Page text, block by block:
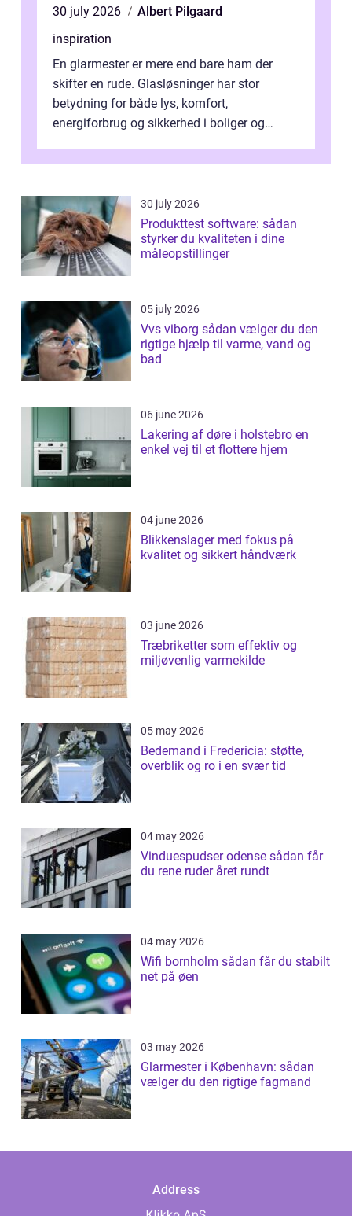
30 july 2026
Albert Pilgaard
inspiration
En glarmester er mere end bare ham der
skifter en rude. Glasløsninger har stor
betydning for både lys, komfort,
energiforbrug og sikkerhed i boliger og
30 july 2026
Produkttest software: sådan
styrker du kvaliteten i dine
måleopstillinger
05 july 2026
Vvs viborg sådan vælger du den
rigtige hjælp til varme, vand og
bad
06 june 2026
Lakering af døre i holstebro en
enkel vej til et flottere hjem
04 june 2026
Blikkenslager med fokus på
kvalitet og sikkert håndværk
03 june 2026
Træbriketter som effektiv og
miljøvenlig varmekilde
05 may 2026
Bedemand i Fredericia: støtte,
overblik og ro i en svær tid
04 may 2026
Vinduespudser odense sådan får
du rene ruder året rundt
04 may 2026
Wifi bornholm sådan får du stabilt
net på øen
03 may 2026
Glarmester i København: sådan
vælger du den rigtige fagmand
Address